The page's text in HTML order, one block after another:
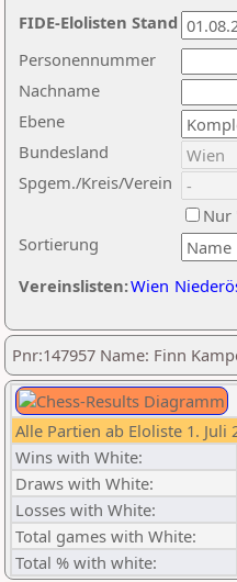
Nachname
Ebene
Sortierung
Personennummer
Bundesland
Spgem./Kreis/Verein
Nur
Vereinslisten:Wien
FIDE-Elolisten Stand
Pnr:147957 Name: Finn
Alle Partien ab Eloliste 1. Juli
Wins with White:
Draws with White:
Losses with White:
Total games with White:
Total % with white: